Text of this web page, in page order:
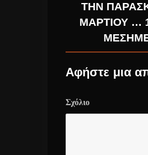
ΤΗΝ
ΜΑΡΤΙΟΥ …
Αφήστε μια
Σχόλιο